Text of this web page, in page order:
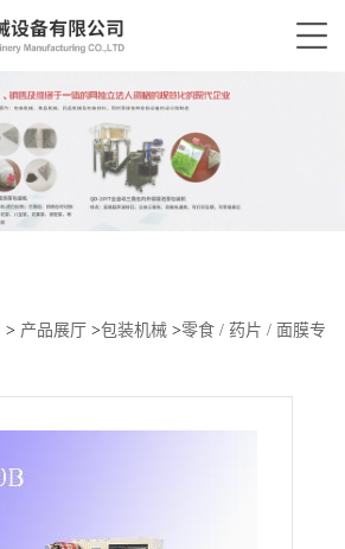
> 产品展厅 >包装机械 >零食 / 药片 / 面膜专